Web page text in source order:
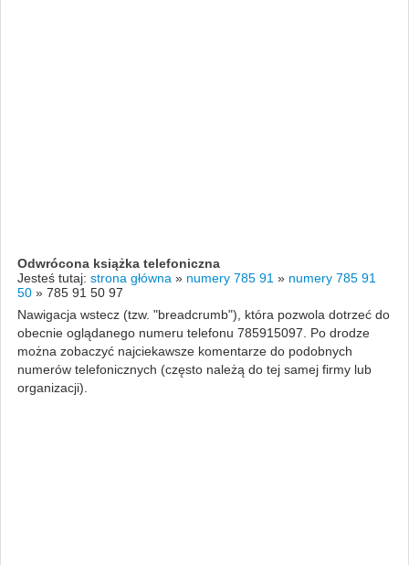
Odwrócona książka telefoniczna
Jesteś tutaj: strona główna » numery 785 91 » numery 785 91
50 » 785 91 50 97
Nawigacja wstecz (tzw. "breadcrumb"), która pozwola dotrzeć do
obecnie oglądanego numeru telefonu 785915097. Po drodze
można zobaczyć najciekawsze komentarze do podobnych
numerów telefonicznych (często należą do tej samej firmy lub
organizacji).